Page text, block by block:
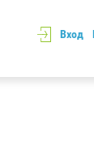
Вход